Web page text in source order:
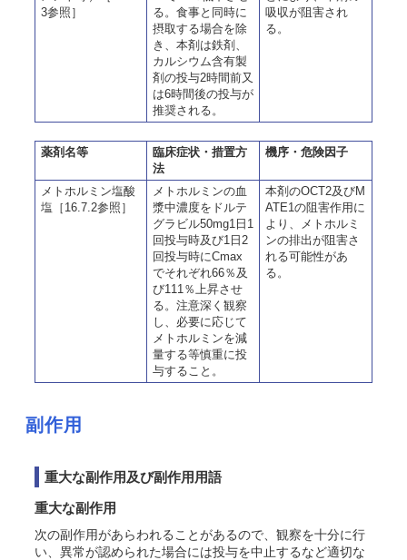
3参照］
る。食事と同時に
摂取する場合を除
き、本剤は鉄剤、
カルシウム含有製
剤の投与2時間前又
は6時間後の投与が
推奨される。
吸収が阻害され
る。
薬剤名等
臨床症状・措置方
法
機序・危険因子
メトホルミン塩酸
塩［16.7.2参照］
メトホルミンの血
漿中濃度をドルテ
グラビル50mg1日1
回投与時及び1日2
回投与時にCmax
でそれぞれ66％及
び111％上昇させ
る。注意深く観察
し、必要に応じて
メトホルミンを減
量する等慎重に投
与すること。
本剤のOCT2及びM
ATE1の阻害作用に
より、メトホルミ
ンの排出が阻害さ
れる可能性があ
る。
副作用
重大な副作用及び副作用用語
重大な副作用
次の副作用があらわれることがあるので、観察を十分に行
い、異常が認められた場合には投与を中止するなど適切な